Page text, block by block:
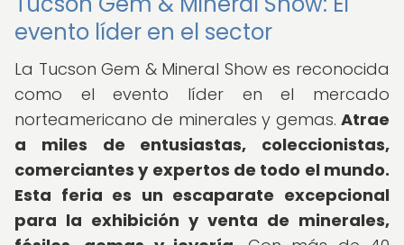
evento líder en el sector
La Tucson Gem & Mineral Show es reconocida
como el evento líder en el mercado
norteamericano de minerales y gemas. Atrae
a miles de entusiastas, coleccionistas,
comerciantes y expertos de todo el mundo.
Esta feria es un escaparate excepcional
para la exhibición y venta de minerales,